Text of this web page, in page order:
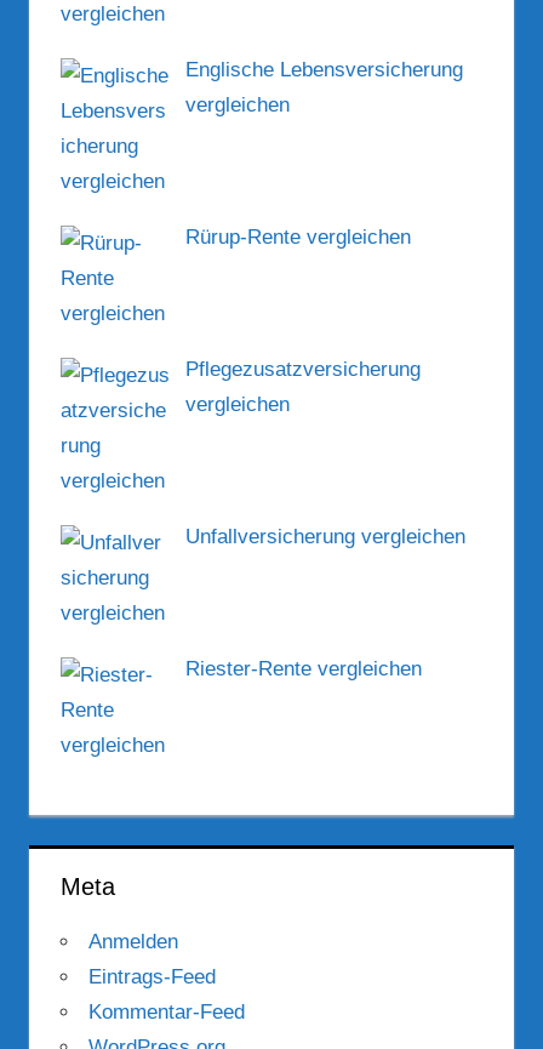
Englische Lebensversicherung
vergleichen
Rürup-Rente vergleichen
Pflegezusatzversicherung
vergleichen
Unfallversicherung vergleichen
Riester-Rente vergleichen
Meta
Anmelden
Eintrags-Feed
Kommentar-Feed